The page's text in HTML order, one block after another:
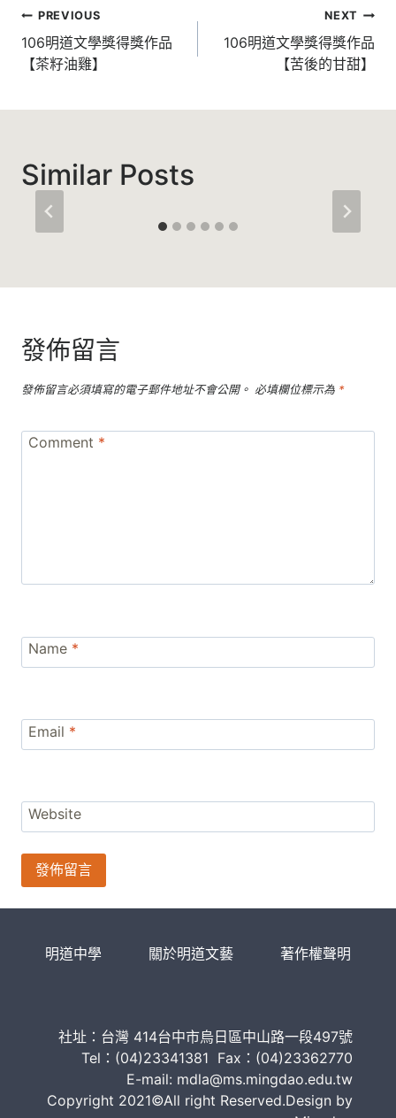
文
章
導
覽
PREVIOUS
106明道文學獎得獎作品
【茶籽油雞】
NEXT
106明道文學獎得獎作品
【苦後的甘甜】
Similar Posts
發佈留言
發佈留言必須填寫的電子郵件地址不會公開。 必填欄位標示為 *
Comment *
Name *
Email *
Website
明道中學 關於明道文藝 著作權聲明
社址：台灣 414台中市烏日區中山路一段497號
Tel：(04)23341381 Fax：(04)23362770
E-mail: mdla@ms.mingdao.edu.tw
Copyright 2021©All right Reserved.Design by